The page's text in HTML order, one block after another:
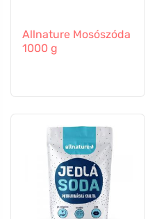
Allnature Mosószóda
1000 g